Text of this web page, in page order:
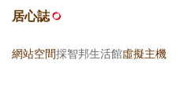
居心誌
網站空間採智邦生活館虛擬主機